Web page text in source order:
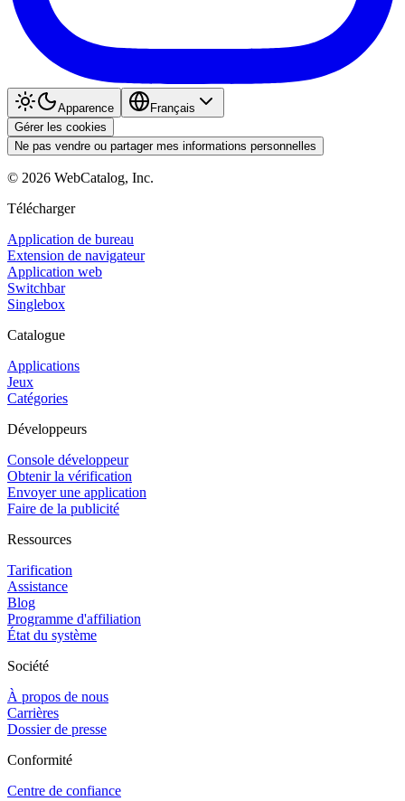
Apparence
Français
Gérer les cookies
Ne pas vendre ou partager mes informations personnelles
© 2026 WebCatalog, Inc.
Télécharger
Application de bureau
Extension de navigateur
Application web
Switchbar
Singlebox
Catalogue
Applications
Jeux
Catégories
Développeurs
Console développeur
Obtenir la vérification
Envoyer une application
Faire de la publicité
Ressources
Tarification
Assistance
Blog
Programme d'affiliation
État du système
Société
À propos de nous
Carrières
Dossier de presse
Conformité
Centre de confiance